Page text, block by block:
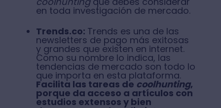
en toda investigación de mercado.
Trends.co: Trends es una de las
newsletters de pago más exitosas
y grandes que existen en internet.
Como su nombre lo indica, las
tendencias de mercado son todo lo
que importa en esta plataforma.
Facilita las tareas de coolhunting,
porque da acceso a artículos con
estudios extensos y bien